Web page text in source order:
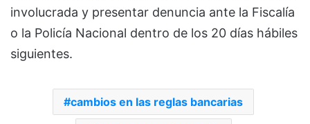
involucrada y presentar denuncia ante la Fiscalía
o la Policía Nacional dentro de los 20 días hábiles
siguientes.
cambios en las reglas bancarias